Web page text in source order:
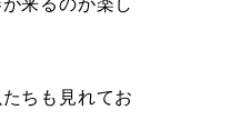
ちも見れてお